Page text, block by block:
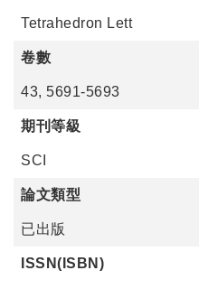
Tetrahedron Lett
卷數
43, 5691-5693
期刊等級
SCI
論文類型
已出版
ISSN(ISBN)